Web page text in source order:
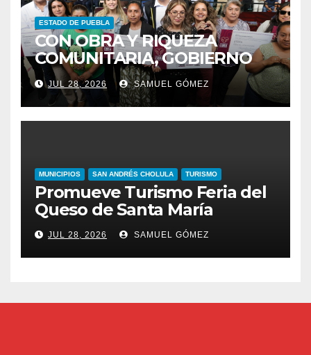
ESTADO DE PUEBLA
CON OBRA Y RIQUEZA
COMUNITARIA, GOBIERNO
ESTATAL INCENTIVA AL
TALENTO ARTESANAL
JUL 28, 2026 SAMUEL GÓMEZ
MUNICIPIOS SAN ANDRÉS CHOLULA TURISMO
Promueve Turismo Feria del
Queso de Santa María
JUL 28, 2026 SAMUEL GÓMEZ